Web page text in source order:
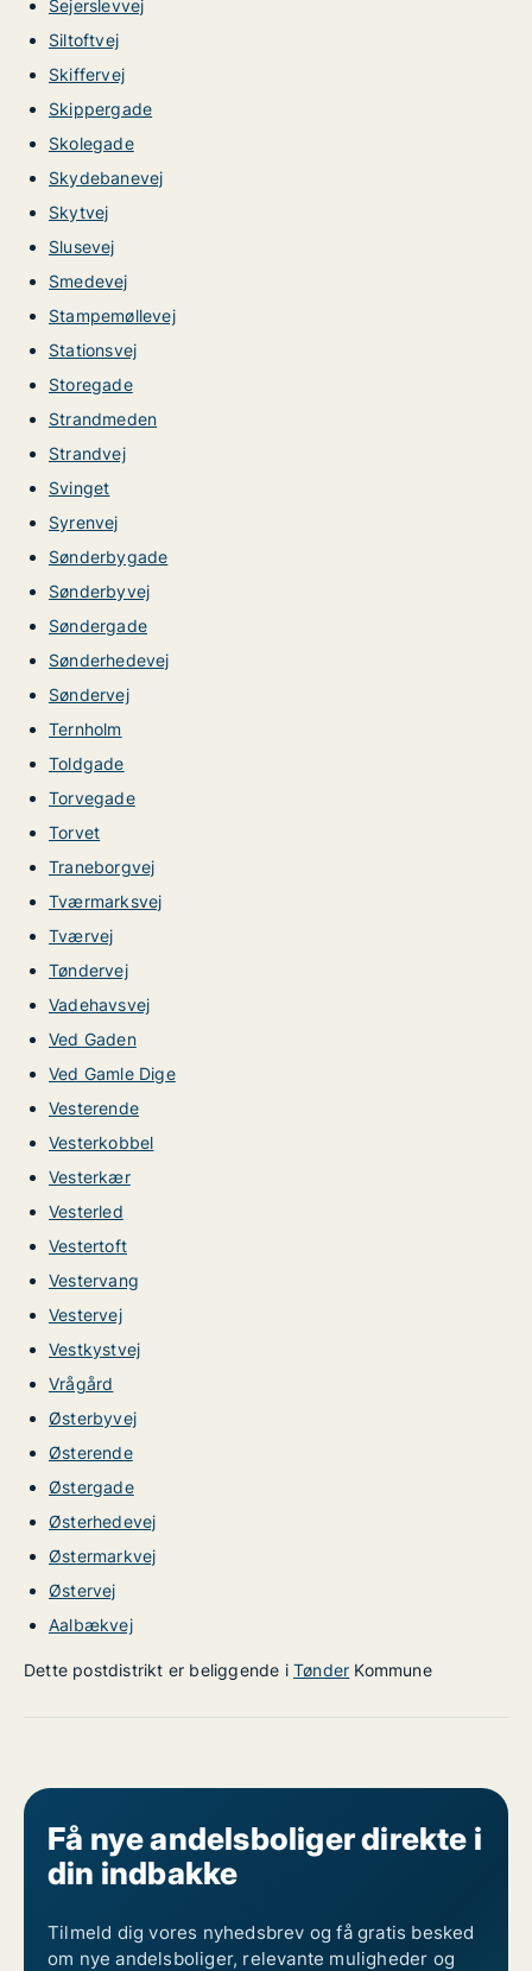
Sejerslevvej
Siltoftvej
Skiffervej
Skippergade
Skolegade
Skydebanevej
Skytvej
Slusevej
Smedevej
Stampemøllevej
Stationsvej
Storegade
Strandmeden
Strandvej
Svinget
Syrenvej
Sønderbygade
Sønderbyvej
Søndergade
Sønderhedevej
Søndervej
Ternholm
Toldgade
Torvegade
Torvet
Traneborgvej
Tværmarksvej
Tværvej
Tøndervej
Vadehavsvej
Ved Gaden
Ved Gamle Dige
Vesterende
Vesterkobbel
Vesterkær
Vesterled
Vestertoft
Vestervang
Vestervej
Vestkystvej
Vrågård
Østerbyvej
Østerende
Østergade
Østerhedevej
Østermarkvej
Østervej
Aalbækvej
Dette postdistrikt er beliggende i Tønder Kommune
Få nye andelsboliger direkte i
din indbakke
Tilmeld dig vores nyhedsbrev og få gratis besked
om nye andelsboliger, relevante muligheder og